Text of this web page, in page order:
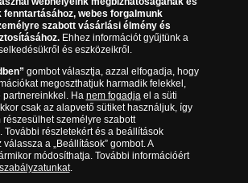
Kft. 1134 Budapest, Váci út 33. Cégjegyzékszám: 01-09-
fenntartásához, webes forgalmunk
szabott vásárlási élmény és
Ehhez információt gyűjtünk a
és eszközeikről.
gombot választja, azzal elfogadja, hogy
megoszthatjuk harmadik felekkel,
Ha nem fogadjael a süti
csak az alapvető sütiket használjuk, így
részesülhet személyre szabott
További részletekért és a beállítások
a „Beállítások” gombot. A
módosíthatja. További információért
.